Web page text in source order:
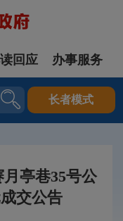
回应 办事服务
长者模式
亭巷35号公
交公告